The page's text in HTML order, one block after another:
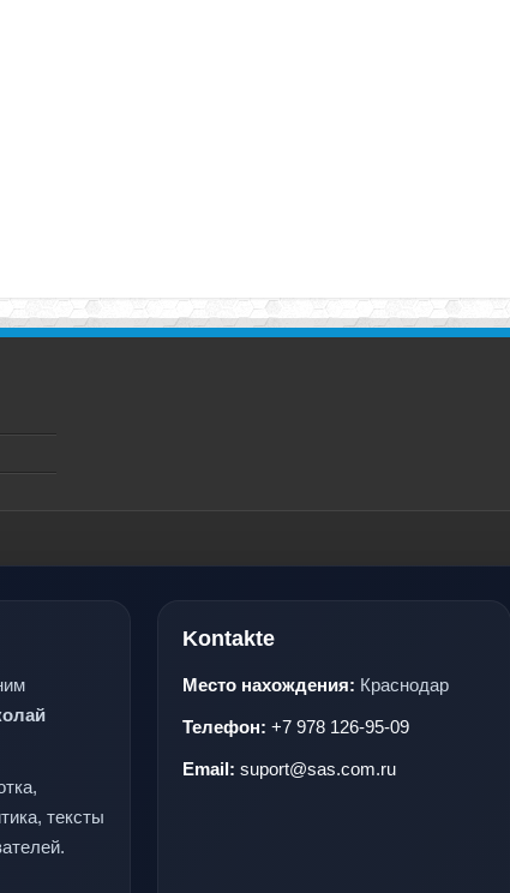
тексты
Kontakte
Место нахождения: Краснодар
Телефон: +7 978 126-95-09
Email: suport@sas.com.ru